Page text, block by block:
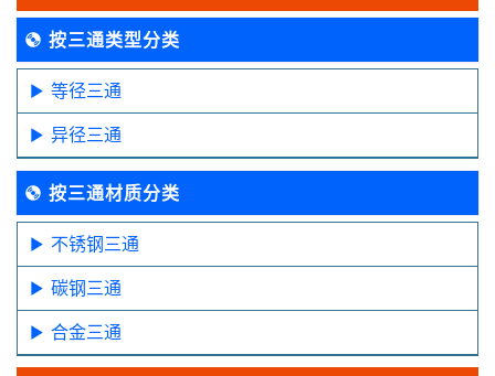
按三通类型分类
等径三通
异径三通
按三通材质分类
不锈钢三通
碳钢三通
合金三通